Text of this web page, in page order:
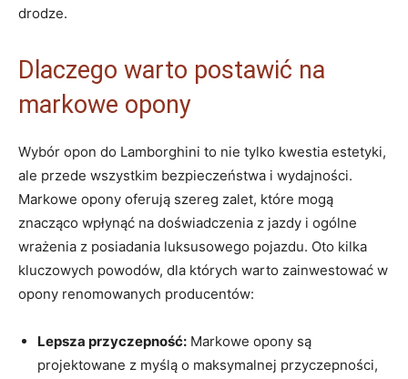
drodze.
Dlaczego warto postawić na
markowe opony
Wybór opon do Lamborghini to nie tylko kwestia estetyki,
ale przede wszystkim bezpieczeństwa i wydajności.
Markowe opony oferują szereg zalet, które mogą
znacząco wpłynąć na doświadczenia z jazdy i ogólne
wrażenia z posiadania luksusowego pojazdu. Oto kilka
kluczowych powodów, dla których warto zainwestować w
opony renomowanych producentów:
Lepsza przyczepność: Markowe opony są
projektowane z myślą o maksymalnej przyczepności,